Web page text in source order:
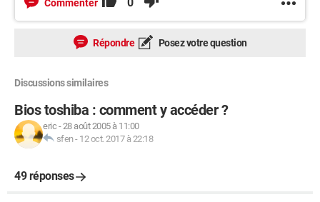
Commenter
Répondre Posez votre question
Discussions similaires
Bios toshiba : comment y accéder ?
eric -28 août 2005 à 11:00
sfen- 12 oct. 2017 à 22:18
49 réponses